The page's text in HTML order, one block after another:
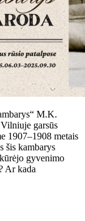
M.K.
garsūs
1907–1908 metais
šis kambarys
gyvenimo
Ar kada